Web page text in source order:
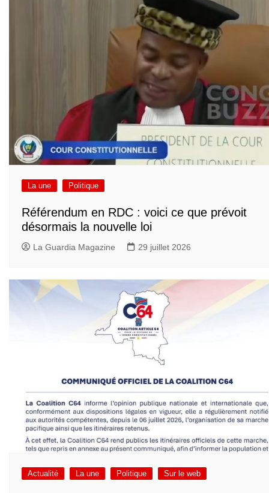
La une Politique
Référendum en RDC : voici ce que prévoit
désormais la nouvelle loi
La Guardia Magazine 29 juillet 2026
Actualité La une Politique Sur le web